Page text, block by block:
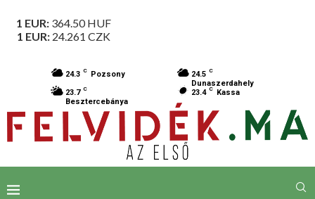
1 EUR: 364.50HUF
1 EUR: 24.261 CZK
24.3 C Pozsony 24.5 C
Dunaszerdahely
23.7 C
Besztercebánya
23.4 C Kassa